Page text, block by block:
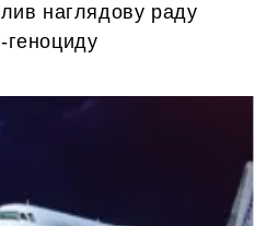
наглядову раду